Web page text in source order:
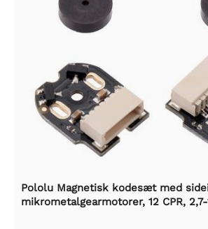
Pololu Magnetisk kodesæt med
mikrometalgearmotorer, 12 CPR, 2,7-